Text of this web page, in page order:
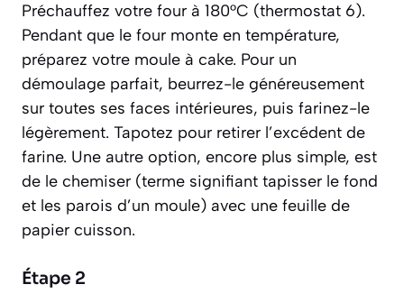
Préchauffez votre four à 180°C (thermostat 6).
Pendant que le four monte en température,
préparez votre moule à cake. Pour un
démoulage parfait, beurrez-le généreusement
sur toutes ses faces intérieures, puis farinez-le
légèrement. Tapotez pour retirer l’excédent de
farine. Une autre option, encore plus simple, est
de le chemiser (terme signifiant tapisser le fond
et les parois d’un moule) avec une feuille de
papier cuisson.
Étape 2